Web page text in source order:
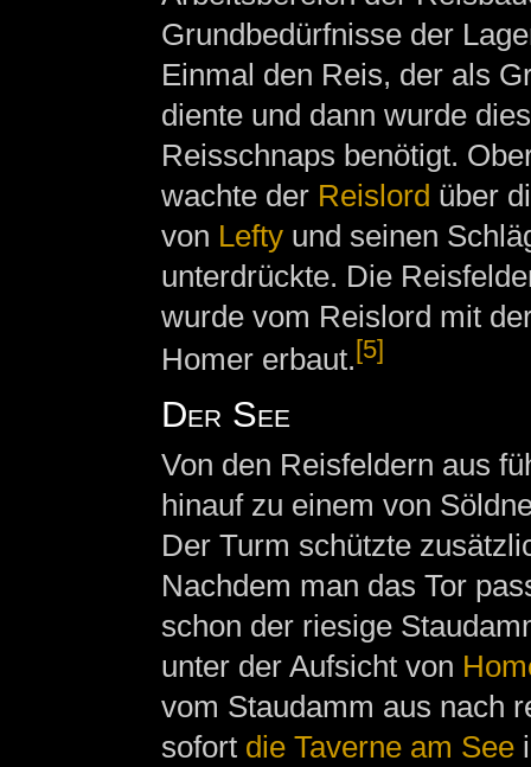
Grundbedürfnisse der
Einmal den Reis, der als
diente und dann wurde
Reisschnaps benötigt.
wachte der Reislord über
von Leftyund seinen
unterdrückte. Die
wurde vom Reislord mit
Homer erbaut.[5]
Der See
Von den Reisfeldern aus
hinauf zu einem von
Der Turm schützte
Nachdem man das Tor
schon der riesige
unter der Aufsicht von
vom Staudamm aus nach
sofort die Taverne am See